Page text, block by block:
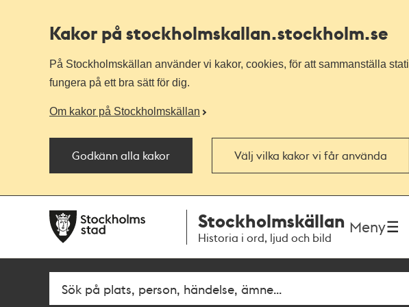
Kakor på stockholmskallan.stockholm.se
På Stockholmskällan använder vi kakor, cookies, för att sammanställa
fungera på ett bra sätt för dig.
Om kakor på Stockholmskällan
Godkänn alla kakor Välj vilka kakor vi får använda
navigationen
huvudinnehållet
Stockholmskällan
Historia i ord, ljud och bild
Meny
Fritextsök